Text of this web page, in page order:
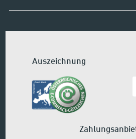
Auszeichnung